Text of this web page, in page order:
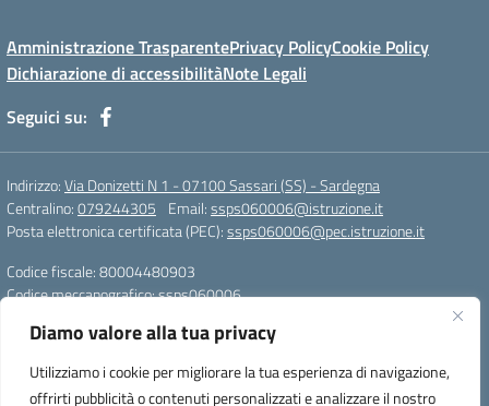
Diamo valore alla tua privacy
Utilizziamo i cookie per migliorare la tua esperienza di navigazione,
offrirti pubblicità o contenuti personalizzati e analizzare il nostro
Amministrazione TrasparentePrivacy PolicyCookie Policy
Dichiarazione di accessibilitàNote Legali
Seguici su:
Indirizzo:Via Donizetti N 1 - 07100 Sassari (SS) - Sardegna
Centralino:079244305 Email:ssps060006@istruzione.it
Posta elettronica certificata (PEC):ssps060006@pec.istruzione.it
Codice fiscale: 80004480903
Codice meccanografico:ssps060006
Codice unico di fatturazione (CUF): UFZDAC
TU - 522 - 0316743 LS G. MARCONI SS IBAN